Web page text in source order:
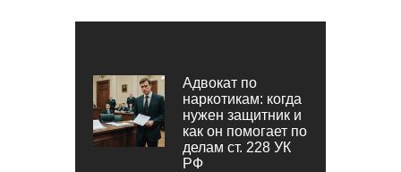
Адвокат по
наркотикам: когда
нужен защитник и
как он помогает по
делам ст. 228 УК
РФ